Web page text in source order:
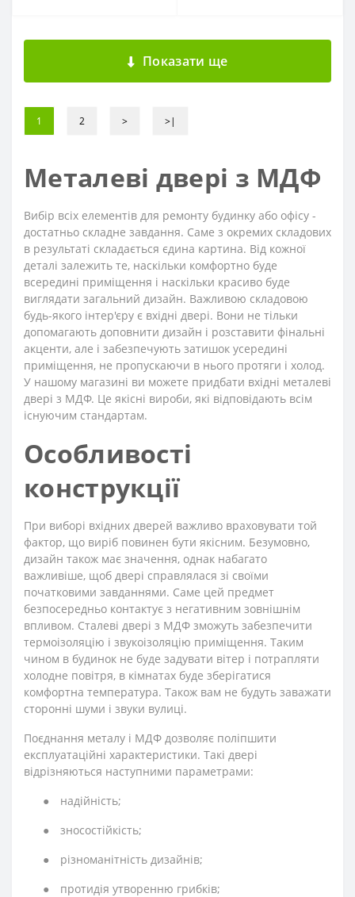
Показати ще
1 2 > >|
Металеві двері з МДФ
Вибір всіх елементів для ремонту будинку або офісу -
достатньо складне завдання. Саме з окремих складових
в результаті складається єдина картина. Від кожної
деталі залежить те, наскільки комфортно буде
всередині приміщення і наскільки красиво буде
виглядати загальний дизайн. Важливою складовою
будь-якого інтер'єру є вхідні двері. Вони не тільки
допомагають доповнити дизайн і розставити фінальні
акценти, але і забезпечують затишок усередині
приміщення, не пропускаючи в нього протяги і холод.
У нашому магазині ви можете придбати вхідні металеві
двері з МДФ. Це якісні вироби, які відповідають всім
існуючим стандартам.
Особливості
конструкції
При виборі вхідних дверей важливо враховувати той
фактор, що виріб повинен бути якісним. Безумовно,
дизайн також має значення, однак набагато
важливіше, щоб двері справлялася зі своїми
початковими завданнями. Саме цей предмет
безпосередньо контактує з негативним зовнішнім
впливом. Сталеві двері з МДФ зможуть забезпечити
термоізоляцію і звукоізоляцію приміщення. Таким
чином в будинок не буде задувати вітер і потрапляти
холодне повітря, в кімнатах буде зберігатися
комфортна температура. Також вам не будуть заважати
сторонні шуми і звуки вулиці.
Поєднання металу і МДФ дозволяє поліпшити
експлуатаційні характеристики. Такі двері
відрізняються наступними параметрами:
●
надійність;
●
зносостійкість;
●
різноманітність дизайнів;
●
протидія утворенню грибків;